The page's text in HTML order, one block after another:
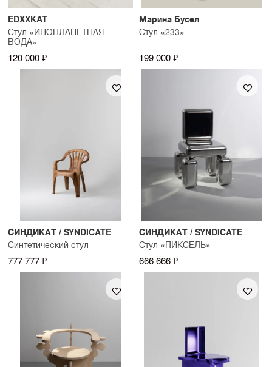
EDXXKAT
Стул «ИНОПЛАНЕТНАЯ
ВОДА»
120 000 ₽
Марина Бусел
Стул «233»
199 000 ₽
СИНДИКАТ / SYNDICATE
Синтетический стул
777 777 ₽
СИНДИКАТ / SYNDICATE
Стул «ПИКСЕЛЬ»
666 666 ₽